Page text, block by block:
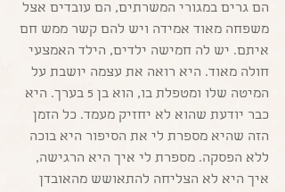
הם גרים במגורי המשרתים, הם עובדים אצל
משפחה מאוד אמידה ויש להם קשר ממש חם
איתם. יש לה חמישה ילדים, הילד האמצעי
חולה מאוד. היא רואה את עצמה יושבת על
המיטה שלו ומטפלת בו, הוא בן 5 בערך. היא
כבר יודעת שהוא לא יחזיק מעמד. כל הזמן
הזה שהיא מספרת לי את הסיפור היא בוכה
ללא הפסקה. מספרת לי איך היא הרגישה,
איך היא לא הצליחה להתאושש מהאובדן